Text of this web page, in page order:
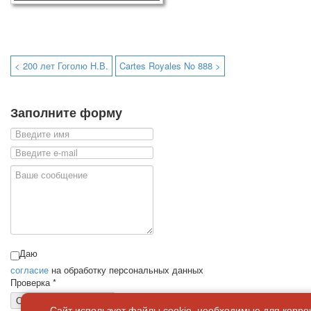
< 200 лет Гоголю Н.В. Cartes Royales No 888 >
Заполните форму
Даю
согласие на обработку персональных данных
Проверка*
Отправить сообщение